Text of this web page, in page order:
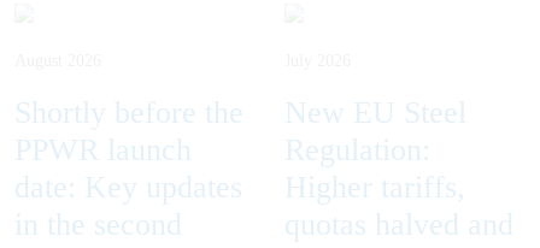
Shortly before the
PPWR launch
date: Key updates
in the second
New EU Steel
Regulation:
Higher tariffs,
quotas halved and